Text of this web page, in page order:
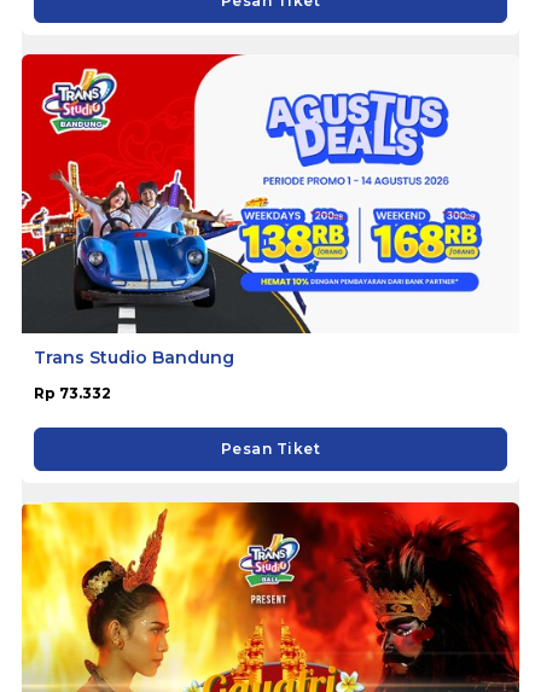
Trans Studio Bandung
Rp 73.332
Pesan Tiket